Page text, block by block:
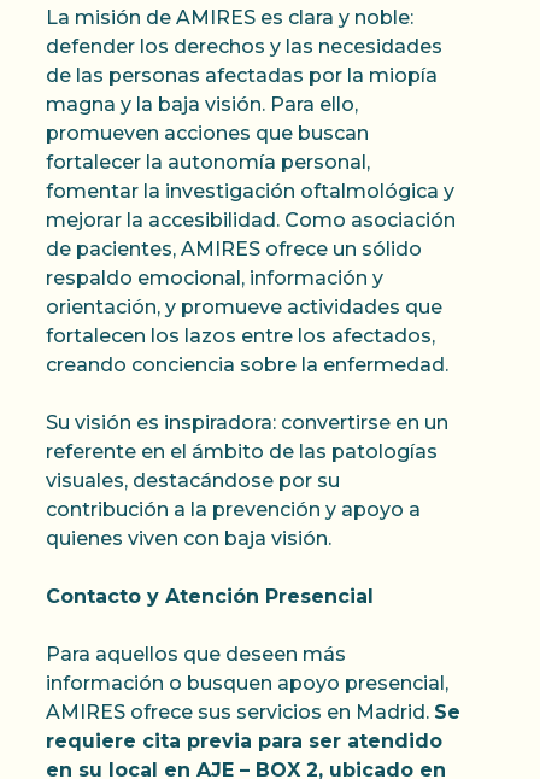
La misión de AMIRES es clara y noble:
defender los derechos y las necesidades
de las personas afectadas por la miopía
magna y la baja visión. Para ello,
promueven acciones que buscan
fortalecer la autonomía personal,
fomentar la investigación oftalmológica y
mejorar la accesibilidad. Como asociación
de pacientes, AMIRES ofrece un sólido
respaldo emocional, información y
orientación, y promueve actividades que
fortalecen los lazos entre los afectados,
creando conciencia sobre la enfermedad.
Su visión es inspiradora: convertirse en un
referente en el ámbito de las patologías
visuales, destacándose por su
contribución a la prevención y apoyo a
quienes viven con baja visión.
Contacto y Atención Presencial
Para aquellos que deseen más
información o busquen apoyo presencial,
AMIRES ofrece sus servicios en Madrid. Se
requiere cita previa para ser atendido
en su local en AJE – BOX 2, ubicado en